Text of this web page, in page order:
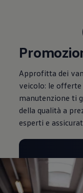
VanLife
75 anni di
ID. Buzz al
Approfitta dei
veicolo: le offerte
manutenzione ti
della qualità a
esperti e